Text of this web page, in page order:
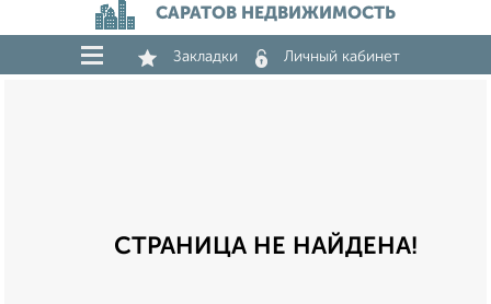
САРАТОВ НЕДВИЖИМОСТЬ
Закладки Личный кабинет
СТРАНИЦА НЕ НАЙДЕНА!